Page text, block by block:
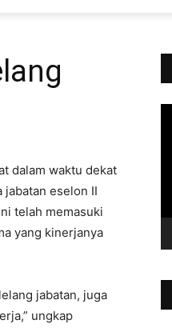
dalam waktu dekat
jabatan eselon II
telah memasuki
yang kinerjanya
jabatan, juga
ungkap